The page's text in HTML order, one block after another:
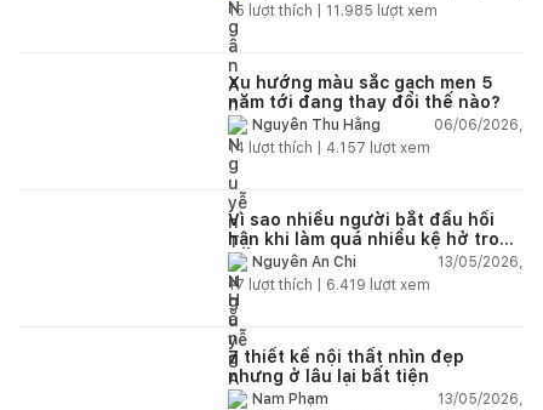
15 lượt thích | 11.985 lượt xem
Xu hướng màu sắc gạch men 5
năm tới đang thay đổi thế nào?
Nguyễn Thu Hằng
06/06/2026,
14 lượt thích | 4.157 lượt xem
Vì sao nhiều người bắt đầu hối
hận khi làm quá nhiều kệ hở trong
bếp?Nguyễn An Chi
13/05/2026,
17 lượt thích | 6.419 lượt xem
7 thiết kế nội thất nhìn đẹp
nhưng ở lâu lại bất tiện
Nam Phạm
13/05/2026,